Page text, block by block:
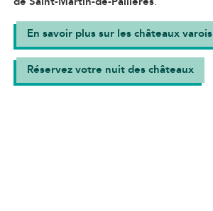
En savoir plus sur les châteaux varois
Réservez votre nuit des châteaux